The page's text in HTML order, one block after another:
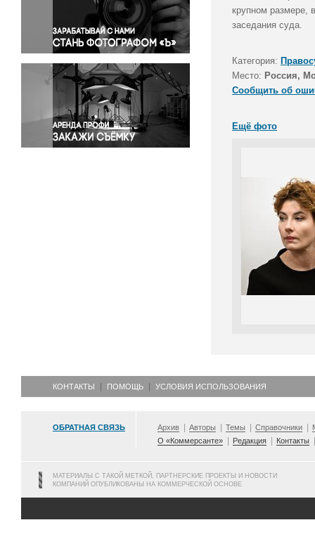
Правосудие
Происшествия и конфликты
Религия
Светская жизнь
Спорт
Экология
Экономика и бизнес
крупном размере,
заседания суда.
Категория:
Место: Россия,
Сообщить об
Ещё фото
КОНТАКТЫ ПОМОЩЬ УСЛОВИЯ ИСПОЛЬЗОВАНИЯ
ОБРАТНАЯ СВЯЗЬ Архив Авторы Темы Справочники
О «Коммерсанте»
Редакция Контакты
МАТЕРИАЛЫ С ТАКОЙ МЕТКОЙ, ПАРТНЕРСКИЕ ПРОЕКТЫ И НОВОСТИ
КОМПАНИЙ ОПУБЛИКОВАНЫ НА КОММЕРЧЕСКОЙ ОСНОВЕ